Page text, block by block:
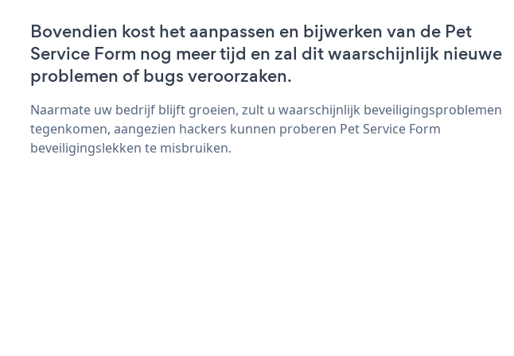
Bovendien kost het aanpassen en bijwerken van de Pet
Service Form nog meer tijd en zal dit waarschijnlijk nieuwe
problemen of bugs veroorzaken.
Naarmate uw bedrijf blijft groeien, zult u waarschijnlijk beveiligingsproblemen
tegenkomen, aangezien hackers kunnen proberen Pet Service Form
beveiligingslekken te misbruiken.